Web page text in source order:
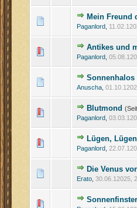
Mein Freund
Paganlord
Antikes und
Paganlord
Sonnenhalos
Anuscha
Blutmond
Paganlord
Lügen,
Paganlord
Die Venus
Erato 30.06.12025,